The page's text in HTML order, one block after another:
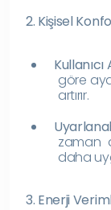
2. Kişisel
göre
artırır.
zaman
daha
3. Enerji